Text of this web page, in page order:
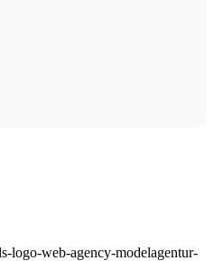
logo-web-agency-modelagentur-